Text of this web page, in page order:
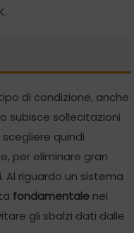
di condizione, anche
subisce sollecitazioni
quindi
per eliminare gran
Al riguardo un sistema
fondamentale nei
gli sbalzi dati dalle